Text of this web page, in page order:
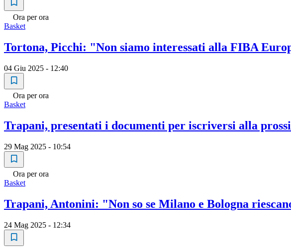
Ora per ora
Basket
Tortona, Picchi: "Non siamo interessati alla FIBA
04 Giu 2025 - 12:40
Ora per ora
Basket
Trapani, presentati i documenti per iscriversi alla
29 Mag 2025 - 10:54
Ora per ora
Basket
Trapani, Antonini: "Non so se Milano e Bologna
24 Mag 2025 - 12:34